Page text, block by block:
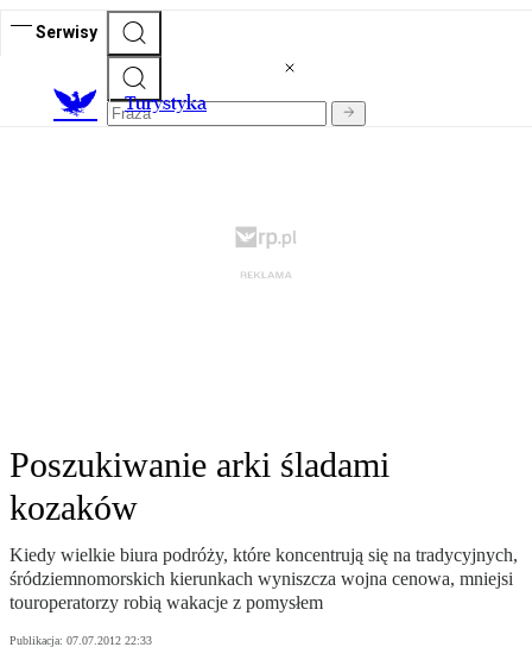
Serwisy
Turystyka
Poszukiwanie arki śladami
kozaków
Kiedy wielkie biura podróży, które koncentrują się na tradycyjnych,
śródziemnomorskich kierunkach wyniszcza wojna cenowa, mniejsi
touroperatorzy robią wakacje z pomysłem
Publikacja: 07.07.2012 22:33